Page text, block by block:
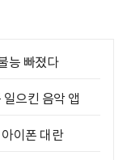
능 빠졌다
으킨 음악 앱
이폰 대란